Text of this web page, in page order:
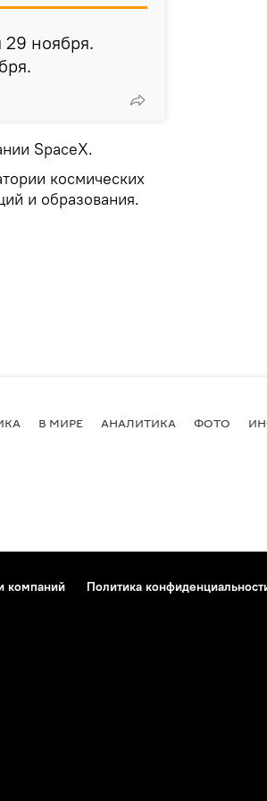
29 ноября.
SpaceX.
космических
и образования.
В МИРЕ АНАЛИТИКА ФОТО
компаний Политика